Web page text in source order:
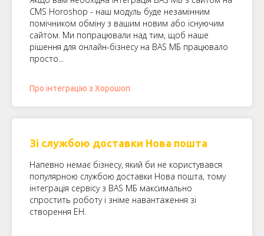
CMS Horoshop - наш модуль буде незамінним
помічником обміну з вашим новим або існуючим
сайтом. Ми попрацювали над тим, щоб наше
рішення для онлайн-бізнесу на BAS МБ працювало
просто...
Про інтеграцію з Хорошоп
Зі службою доставки Нова пошта
Напевно немає бізнесу, який би не користувався
популярною службою доставки Нова пошта, тому
інтеграція сервісу з BAS МБ максимально
спростить роботу і зніме навантаження зі
створення ЕН.